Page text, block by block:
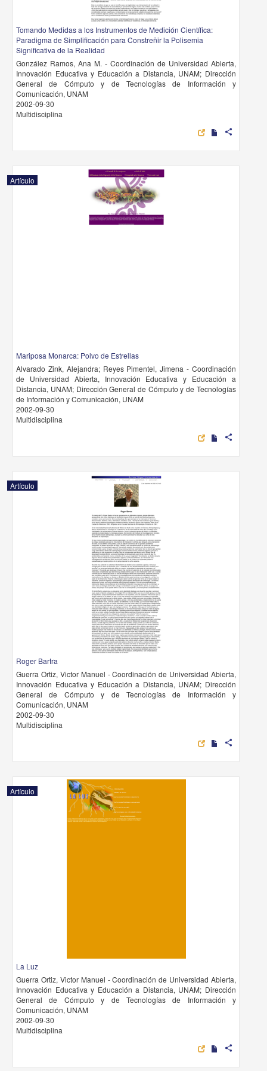
Tomando Medidas a los Instrumentos de Medición Científica:
Paradigma de Simplificación para Constreñir la Polisemia
Significativa de la Realidad
González Ramos, Ana M. - Coordinación de Universidad Abierta,
Innovación Educativa y Educación a Distancia, UNAM; Dirección
General de Cómputo y de Tecnologías de Información y
Comunicación, UNAM
2002-09-30
Multidisciplina
share
Artículo
Mariposa Monarca: Polvo de Estrellas
Alvarado Zink, Alejandra; Reyes Pimentel, Jimena - Coordinación
de Universidad Abierta, Innovación Educativa y Educación a
Distancia, UNAM; Dirección General de Cómputo y de Tecnologías
de Información y Comunicación, UNAM
2002-09-30
Multidisciplina
share
Artículo
Roger Bartra
Guerra Ortiz, Victor Manuel - Coordinación de Universidad Abierta,
Innovación Educativa y Educación a Distancia, UNAM; Dirección
General de Cómputo y de Tecnologías de Información y
Comunicación, UNAM
2002-09-30
Multidisciplina
share
Artículo
La Luz
Guerra Ortiz, Victor Manuel - Coordinación de Universidad Abierta,
Innovación Educativa y Educación a Distancia, UNAM; Dirección
General de Cómputo y de Tecnologías de Información y
Comunicación, UNAM
2002-09-30
Multidisciplina
share